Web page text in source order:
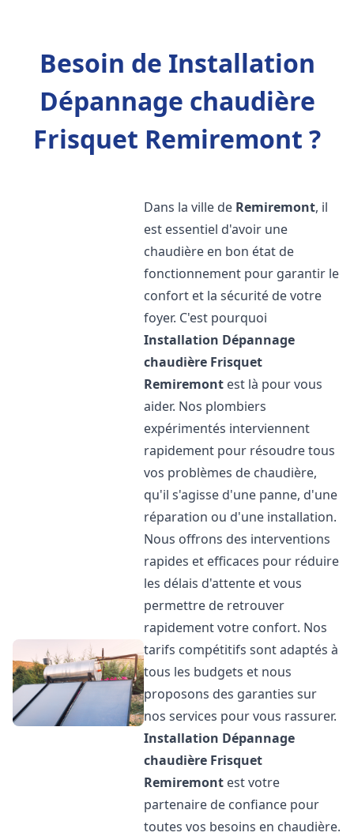
Besoin de Installation
Dépannage chaudière
Frisquet Remiremont ?
Dans la ville de Remiremont, il
est essentiel d'avoir une
chaudière en bon état de
fonctionnement pour garantir le
confort et la sécurité de votre
foyer. C'est pourquoi
Installation Dépannage
chaudière Frisquet
Remiremont est là pour vous
aider. Nos plombiers
expérimentés interviennent
rapidement pour résoudre tous
vos problèmes de chaudière,
qu'il s'agisse d'une panne, d'une
réparation ou d'une installation.
Nous offrons des interventions
rapides et efficaces pour réduire
les délais d'attente et vous
permettre de retrouver
rapidement votre confort. Nos
tarifs compétitifs sont adaptés à
tous les budgets et nous
proposons des garanties sur
nos services pour vous rassurer.
Installation Dépannage
chaudière Frisquet
Remiremont est votre
partenaire de confiance pour
toutes vos besoins en chaudière.